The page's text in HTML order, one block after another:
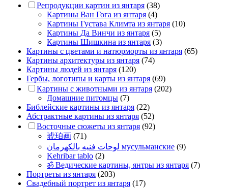
Репродукции картин из янтаря (38)
Картины Ван Гога из янтаря (4)
Картины Густава Климта из янтаря (10)
Картины Да Винчи из янтаря (5)
Картины Шишкина из янтаря (3)
Картины с цветами и натюрморты из янтаря (65)
Картины архитектуры из янтаря (74)
Картины людей из янтаря (120)
Гербы, логотипы и карты из янтаря (69)
Картины с животными из янтаря (202)
Домашние питомцы (7)
Библейские картины из янтаря (22)
Абстрактные картины из янтаря (52)
Восточные сюжеты из янтаря (92)
琥珀画 (71)
لوحات فنيه بالكهرمان мусульманские (9)
Kehribar tablo (2)
ॐ Ведические картины, янтры из янтаря (7)
Портреты из янтаря (203)
Свадебный портрет из янтаря (17)